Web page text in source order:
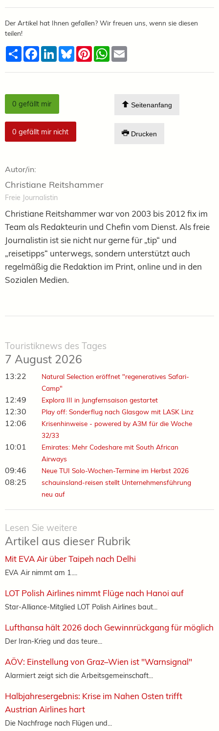
Der Artikel hat Ihnen gefallen? Wir freuen uns, wenn sie diesen
teilen!
TeilenFacebook
LinkedInBlueskyPinterestWhatsApp
0 gefällt mir
0 gefällt mir nicht
Seitenanfang
Drucken
Autor/in:
Christiane Reitshammer
Freie Journalistin
Christiane Reitshammer war von 2003 bis 2012 fix im
Team als Redakteurin und Chefin vom Dienst. Als freie
Journalistin ist sie nicht nur gerne für „tip“ und
„reisetipps“ unterwegs, sondern unterstützt auch
regelmäßig die Redaktion im Print, online und in den
Sozialen Medien.
Touristiknews des Tages
7 August 2026
13:22
Natural Selection eröffnet "regeneratives Safari-
Camp"
12:49 Explora III in Jungfernsaison gestartet
12:30 Play off: Sonderflug nach Glasgow mit LASK Linz
12:06
Krisenhinweise - powered by A3M für die Woche
32/33
10:01
Emirates: Mehr Codeshare mit South African
Airways
09:46 Neue TUI Solo-Wochen-Termine im Herbst 2026
08:25
schauinsland-reisen stellt Unternehmensführung
neu auf
Lesen Sie weitere
Artikel aus dieser Rubrik
Mit EVA Air über Taipeh nach Delhi
EVA Air nimmt am 1....
LOT Polish Airlines nimmt Flüge nach Hanoi auf
Star-Alliance-Mitglied LOT Polish Airlines baut...
Lufthansa hält 2026 doch Gewinnrückgang für möglich
Der Iran-Krieg und das teure...
AÖV: Einstellung von Graz–Wien ist "Warnsignal"
Alarmiert zeigt sich die Arbeitsgemeinschaft...
Halbjahresergebnis: Krise im Nahen Osten trifft
Austrian Airlines hart
Die Nachfrage nach Flügen und...